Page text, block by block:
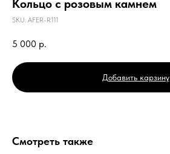
Кольцо с розовым камнем
SKU: AFER-R111
5 000 р.
Добавить карзину
Смотреть также